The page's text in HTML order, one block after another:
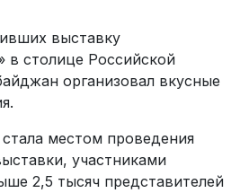
выставку
в столице Российской
организовал вкусные
местом проведения
участниками
2,5 тысяч представителей